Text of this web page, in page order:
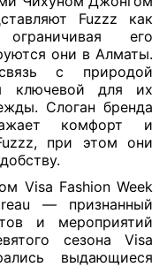
Fuzzz как
его
они в Алматы.
с природой
ключевой для их
Слоган бренда
комфорт и
при этом они
Visa Fashion Week
— признанный
и мероприятий
сезона Visa
выдающиеся